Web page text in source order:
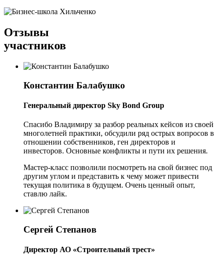
Отзывы
участников
Константин Балабушко
Генеральный директор Sky Bond Group
Спасибо Владимиру за разбор реальных кейсов из своей
многолетней практики, обсудили ряд острых вопросов в
отношении собственников, ген директоров и
инвесторов. Основные конфликты и пути их решения.
Мастер-класс позволили посмотреть на свой бизнес под
другим углом и представить к чему может привести
текущая политика в будущем. Очень ценный опыт,
ставлю лайк.
Сергей Степанов
Директор АО «Строительный трест»